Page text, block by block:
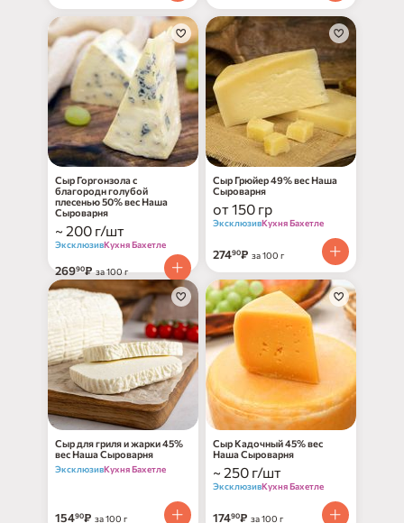
Сыр Горгонзола с
благородн голубой
плесенью 50% вес Наша
Сыроварня
~ 200 г/шт
ЭксклюзивКухня Бахетле
26990₽ за 100 г
Сыр Грюйер 49% вес Наша
Сыроварня
от 150 гр
ЭксклюзивКухня Бахетле
27490₽ за 100 г
Сыр для гриля и жарки 45%
вес Наша Сыроварня
ЭксклюзивКухня Бахетле
15490₽ за 100 г
Сыр Кадочный 45% вес
Наша Сыроварня
~ 250 г/шт
ЭксклюзивКухня Бахетле
17490₽ за 100 г